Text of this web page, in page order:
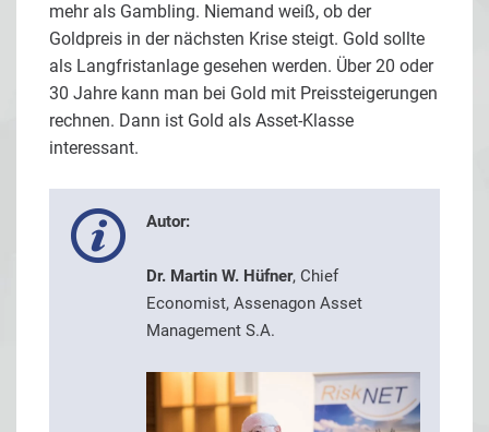
mehr als Gambling. Niemand weiß, ob der
Goldpreis in der nächsten Krise steigt. Gold sollte
als Langfristanlage gesehen werden. Über 20 oder
30 Jahre kann man bei Gold mit Preissteigerungen
rechnen. Dann ist Gold als Asset-Klasse
interessant.
Autor:
Dr. Martin W. Hüfner, Chief
Economist, Assenagon Asset
Management S.A.